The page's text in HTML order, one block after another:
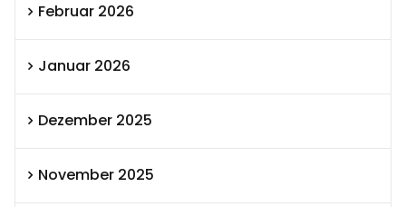
Februar 2026
Januar 2026
Dezember 2025
November 2025